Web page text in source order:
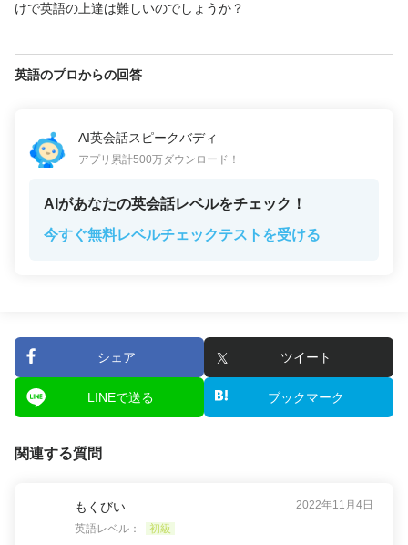
けで英語の上達は難しいのでしょうか？
英語のプロからの回答
AI英会話スピークバディ
アプリ累計500万ダウンロード！
AIがあなたの英会話レベルをチェック！
今すぐ無料レベルチェックテストを受ける
シェア ツイート
LINEで送る ブックマーク
関連する質問
もくびい
2022年11月4日
英語レベル：
初級